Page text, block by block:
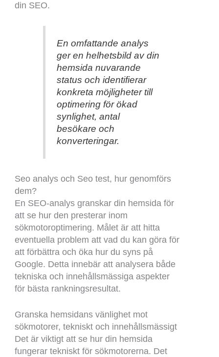
din SEO.
En omfattande analys
ger en helhetsbild av din
hemsida nuvarande
status och identifierar
konkreta möjligheter till
optimering för ökad
synlighet, antal
besökare och
konverteringar.
Seo analys och Seo test, hur genomförs
dem?
En SEO-analys granskar din hemsida för
att se hur den presterar inom
sökmotoroptimering. Målet är att hitta
eventuella problem att vad du kan göra för
att förbättra och öka hur du syns på
Google. Detta innebär att analysera både
tekniska och innehållsmässiga aspekter
för bästa rankningsresultat.
Granska hemsidans vänlighet mot
sökmotorer, tekniskt och innehållsmässigt
Det är viktigt att se hur din hemsida
fungerar tekniskt för sökmotorerna. Det